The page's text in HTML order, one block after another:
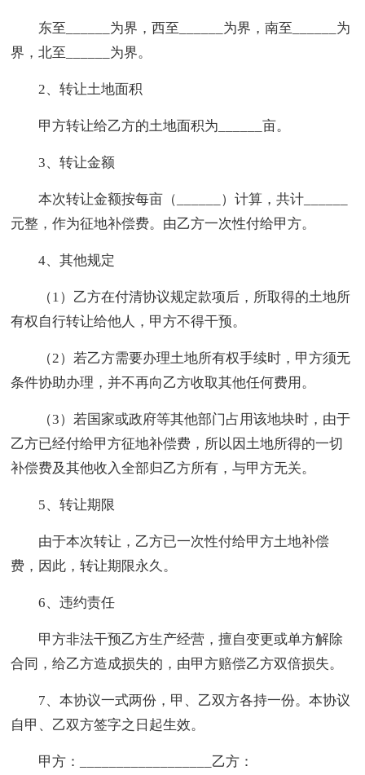
东至______为界，西至______为界，南至______为
界，北至______为界。
2、转让土地面积
甲方转让给乙方的土地面积为______亩。
3、转让金额
本次转让金额按每亩（______）计算，共计______
元整，作为征地补偿费。由乙方一次性付给甲方。
4、其他规定
（1）乙方在付清协议规定款项后，所取得的土地所
有权自行转让给他人，甲方不得干预。
（2）若乙方需要办理土地所有权手续时，甲方须无
条件协助办理，并不再向乙方收取其他任何费用。
（3）若国家或政府等其他部门占用该地块时，由于
乙方已经付给甲方征地补偿费，所以因土地所得的一切
补偿费及其他收入全部归乙方所有，与甲方无关。
5、转让期限
由于本次转让，乙方已一次性付给甲方土地补偿
费，因此，转让期限永久。
6、违约责任
甲方非法干预乙方生产经营，擅自变更或单方解除
合同，给乙方造成损失的，由甲方赔偿乙方双倍损失。
7、本协议一式两份，甲、乙双方各持一份。本协议
自甲、乙双方签字之日起生效。
甲方：__________________乙方：